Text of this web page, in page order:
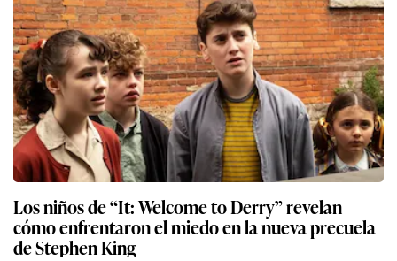
Los niños de “It: Welcome to Derry” revelan
cómo enfrentaron el miedo en la nueva precuela
de Stephen King